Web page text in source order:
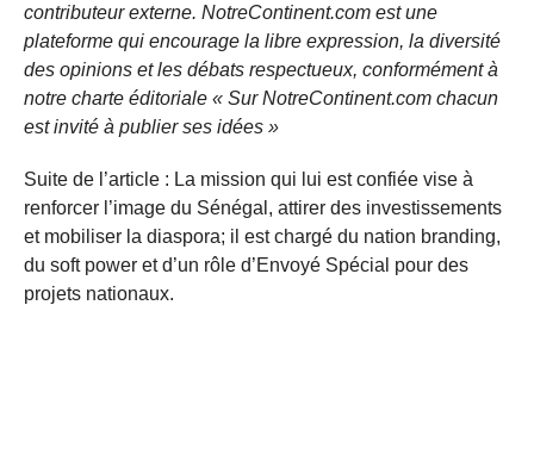
contributeur externe. NotreContinent.com est une
plateforme qui encourage la libre expression, la diversité
des opinions et les débats respectueux, conformément à
notre charte éditoriale « Sur NotreContinent.com chacun
est invité à publier ses idées »
Suite de l’article : La mission qui lui est confiée vise à
renforcer l’image du Sénégal, attirer des investissements
et mobiliser la diaspora; il est chargé du nation branding,
du soft power et d’un rôle d’Envoyé Spécial pour des
projets nationaux.